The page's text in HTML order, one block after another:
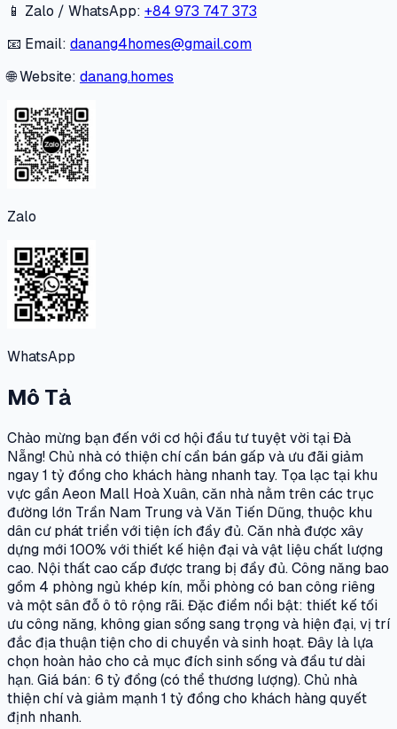
📱 Zalo / WhatsApp: +84 973 747 373
📧 Email: danang4homes@gmail.com
🌐 Website: danang.homes
Zalo
WhatsApp
Mô Tả
Chào mừng bạn đến với cơ hội đầu tư tuyệt vời tại Đà
Nẵng! Chủ nhà có thiện chí cần bán gấp và ưu đãi giảm
ngay 1 tỷ đồng cho khách hàng nhanh tay. Tọa lạc tại khu
vực gần Aeon Mall Hoà Xuân, căn nhà nằm trên các trục
đường lớn Trần Nam Trung và Văn Tiến Dũng, thuộc khu
dân cư phát triển với tiện ích đầy đủ. Căn nhà được xây
dựng mới 100% với thiết kế hiện đại và vật liệu chất lượng
cao. Nội thất cao cấp được trang bị đầy đủ. Công năng bao
gồm 4 phòng ngủ khép kín, mỗi phòng có ban công riêng
và một sân đỗ ô tô rộng rãi. Đặc điểm nổi bật: thiết kế tối
ưu công năng, không gian sống sang trọng và hiện đại, vị trí
đắc địa thuận tiện cho di chuyển và sinh hoạt. Đây là lựa
chọn hoàn hảo cho cả mục đích sinh sống và đầu tư dài
hạn. Giá bán: 6 tỷ đồng (có thể thương lượng). Chủ nhà
thiện chí và giảm mạnh 1 tỷ đồng cho khách hàng quyết
định nhanh.